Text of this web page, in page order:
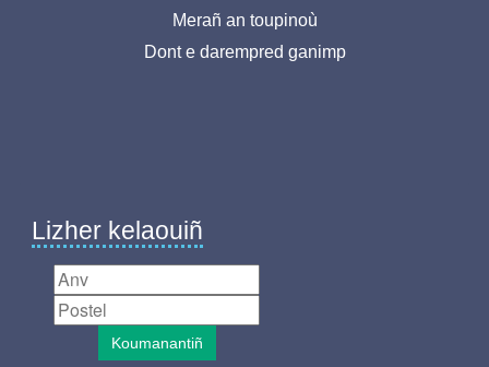
Merañ an toupinoù
Dont e darempred ganimp
Lizher kelaouiñ
Koumanantiñ